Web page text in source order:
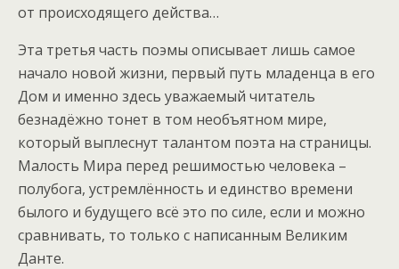
от происходящего действа…
Эта третья часть поэмы описывает лишь самое
начало новой жизни, первый путь младенца в его
Дом и именно здесь уважаемый читатель
безнадёжно тонет в том необъятном мире,
который выплеснут талантом поэта на страницы.
Малость Мира перед решимостью человека –
полубога, устремлённость и единство времени
былого и будущего всё это по силе, если и можно
сравнивать, то только с написанным Великим
Данте.